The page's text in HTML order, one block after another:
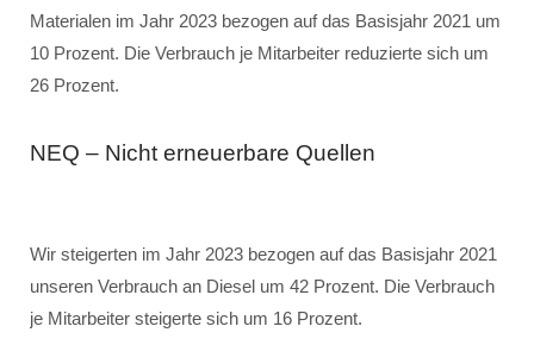
Materialen im Jahr 2023 bezogen auf das Basisjahr 2021 um
10 Prozent. Die Verbrauch je Mitarbeiter reduzierte sich um
26 Prozent.
NEQ – Nicht erneuerbare Quellen
Wir steigerten im Jahr 2023 bezogen auf das Basisjahr 2021
unseren Verbrauch an Diesel um 42 Prozent. Die Verbrauch
je Mitarbeiter steigerte sich um 16 Prozent.